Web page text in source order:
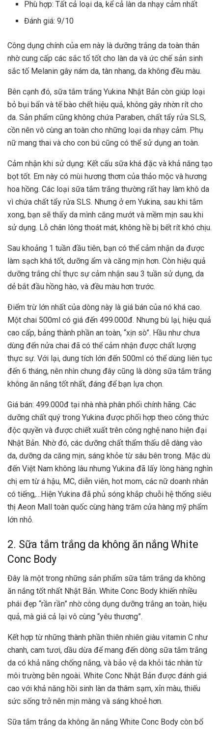
Phù hợp: Tất cả loại da, kể cả làn da nhạy cảm nhất
Đánh giá: 9/10
Công dụng chính của em này là dưỡng trắng da toàn thân
nhờ cung cấp các sắc tố tốt cho làn da và ức chế sản sinh
sắc tố Melanin gây nám da, tàn nhang, da không đều màu.
Bên cạnh đó, sữa tắm trắng Yukina Nhật Bản còn giúp loại
bỏ bụi bẩn và tế bào chết hiệu quả, không gây nhờn rít cho
da. Sản phẩm cũng không chứa Paraben, chất tẩy rửa SLS,
cồn nên vô cùng an toàn cho những loại da nhạy cảm. Phụ
nữ mang thai và cho con bú cũng có thể sử dụng an toàn.
Cảm nhận khi sử dụng: Kết cấu sữa khá đặc và khả năng tạo
bọt tốt. Em này có mùi hương thơm của thảo mộc và hương
hoa hồng. Các loại sữa tắm trắng thường rất hay làm khô da
vì chứa chất tẩy rửa SLS. Nhưng ở em Yukina, sau khi tắm
xong, bạn sẽ thấy da mình căng mướt và mềm mịn sau khi
sử dụng. Lỗ chân lông thoát mát, không hề bị bết rít khó chịu.
Sau khoảng 1 tuần đầu tiên, bạn có thể cảm nhận da được
làm sạch khá tốt, dưỡng ẩm và căng mịn hơn. Còn hiệu quả
dưỡng trắng chỉ thực sự cảm nhận sau 3 tuần sử dụng, da
dẻ bắt đầu hồng hào, và đều màu hơn trước.
Điểm trừ lớn nhất của dòng này là giá bán của nó khá cao.
Một chai 500ml có giá đến 499.000đ. Nhưng bù lại, hiệu quả
cao cấp, bảng thành phần an toàn, “xịn sò”. Hầu như chưa
dùng đến nửa chai đã có thể cảm nhận được chất lượng
thực sự. Với lại, dung tích lớn đến 500ml có thể dùng liên tục
đến 6 tháng, nên nhìn chung đây cũng là dòng sữa tắm trắng
không ăn nắng tốt nhất, đáng để bạn lựa chọn.
Giá bán: 499.000đ tại nhà nhà phân phối chính hãng. Các
dưỡng chất quý trong Yukina được phối hợp theo công thức
độc quyền và được chiết xuất trên công nghệ nano hiện đại
Nhật Bản. Nhờ đó, các dưỡng chất thẩm thấu dễ dàng vào
da, dưỡng da căng mịn, sáng khỏe từ sâu bên trong. Mặc dù
đến Việt Nam không lâu nhưng Yukina đã lấy lòng hàng nghìn
chị em từ á hậu, MC, diễn viên, hot mom, các nữ doanh nhân
có tiếng,…Hiện Yukina đã phủ sóng khắp chuỗi hệ thống siêu
thị Aeon Mall toàn quốc cùng hàng trăm cửa hàng mỹ phẩm
lớn nhỏ.
2. Sữa tắm trắng da không ăn nắng White
Conc Body
Đây là một trong những sản phẩm sữa tắm trắng da không
ăn nắng tốt nhất Nhật Bản. White Conc Body khiến nhiều
phái đẹp “rần rần” nhờ công dụng dưỡng trắng an toàn, hiệu
quả, mà giá cả lại vô cùng “yêu thương”.
Kết hợp từ những thành phần thiên nhiên giàu vitamin C như
chanh, cam tươi, dầu dừa để mang đến dòng sữa tắm trắng
da có khả năng chống nắng, và bảo vệ da khỏi tác nhân từ
môi trường bên ngoài. White Conc Nhật Bản được đánh giá
cao với khả năng hồi sinh làn da thâm sạm, xỉn màu, thiếu
sức sống trở nên mịn màng và sáng khoẻ hơn.
Sữa tắm trắng da không ăn nắng White Conc Body còn bổ